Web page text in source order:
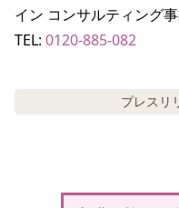
イン コンサルティング
TEL: 0120-885-082
プレスリ